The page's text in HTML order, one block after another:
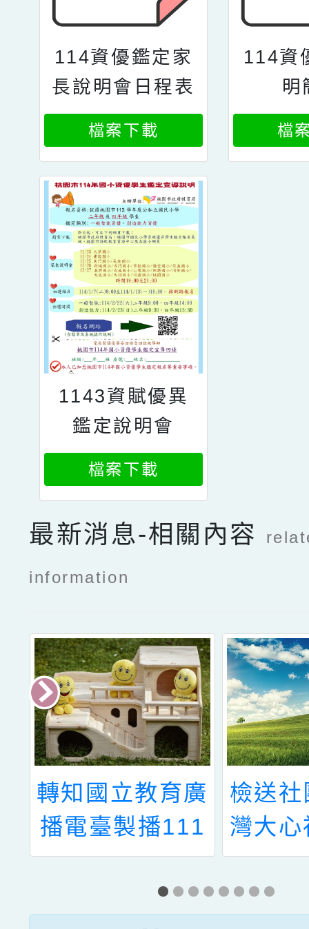
114資優鑑定家
長說明會日程表
檔案下載
114資
明
檔
1143資賦優異
鑑定說明會
檔案下載
最新消息-相關內容
information
轉知國立教育廣
播電臺製播111
年10至12月之
「特別的愛」特
檢送
灣大
協會
領航